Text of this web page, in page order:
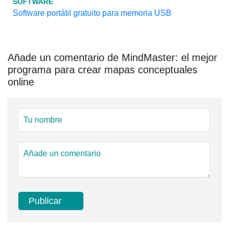
Software portátil gratuito para memoria USB
Añade un comentario de MindMaster: el mejor
programa para crear mapas conceptuales
online